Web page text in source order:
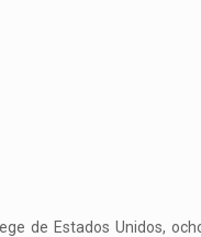
de Estados Unidos,